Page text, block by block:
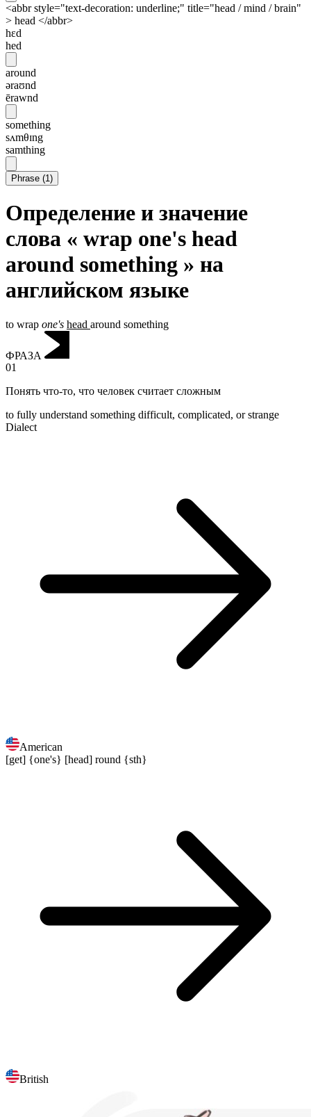
<abbr style="text-decoration: underline;" title="head / mind / brain"
> head </abbr>
hɛd
hed
around
əraʊnd
ērawnd
something
sʌmθɪng
samthing
Phrase (1)
Определение и значение
слова « wrap one's head
around something » на
английском языке
to wrap one's head around something
ФРАЗА
01
Понять что-то, что человек считает сложным
to fully understand something difficult, complicated, or strange
Dialect
American
[get] {one's} [head] round {sth}
British